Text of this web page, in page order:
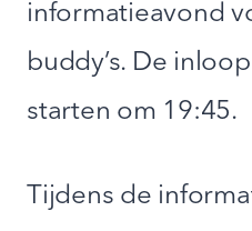
informatieavond
buddy’s. De
starten om 19:45.
Tijdens de